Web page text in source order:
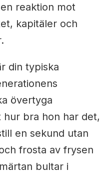
reaktion mot
kapitäler och
din typiska
övertyga
hur bra hon har det,
en sekund utan
frosta av frysen
bultar i